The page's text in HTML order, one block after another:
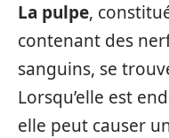
La pulpe,
contenant des
sanguins, se
Lorsqu’elle est
elle peut causer